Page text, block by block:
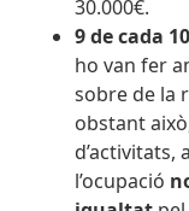
30.000€.
9 de cada
ho van fer
sobre de la
obstant
d’activitats,
l’ocupació